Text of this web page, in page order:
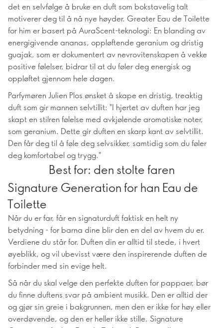
det en selvfølge å bruke en duft som bokstavelig talt
motiverer deg til å nå nye høyder. Greater Eau de Toilette
for him er basert på AuraScent-teknologi: En blanding av
energigivende ananas, oppløftende geranium og dristig
guajak, som er dokumentert av nevrovitenskapen å vekke
positive følelser, bidrar til at du føler deg energisk og
oppløftet gjennom hele dagen.
Parfymøren Julien Plos ønsket å skape en dristig, treaktig
duft som gir mannen selvtillit: "I hjertet av duften har jeg
skapt en stilren følelse med avkjølende aromatiske noter,
som geranium. Dette gir duften en skarp kant av selvtillit.
Den får deg til å føle deg selvsikker, samtidig som du føler
deg komfortabel og trygg."
Best for: den stolte faren
Signature Generation for han Eau de
Toilette
Når du er far, får en signaturduft faktisk en helt ny
betydning - for barna dine blir den en del av hvem du er.
Verdiene du står for. Duften din er alltid til stede, i hvert
øyeblikk, og vil ubevisst være den inspirerende duften de
forbinder med sin evige helt.
Så når du skal velge den perfekte duften for pappaer, bør
du finne duftens svar på ambient musikk. Den er alltid der
og gjør sin greie i bakgrunnen, men den er ikke for høy eller
overdøvende, og den er heller ikke stille. Signature